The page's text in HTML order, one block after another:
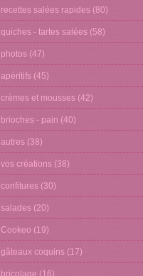
recettes salées rapides (80)
quiches - tartes salées (58)
photos (47)
apéritifs (45)
crèmes et mousses (42)
brioches - pain (40)
autres (38)
vos créations (38)
confitures (30)
salades (20)
Cookeo (19)
gâteaux coquins (17)
bricolage (16)